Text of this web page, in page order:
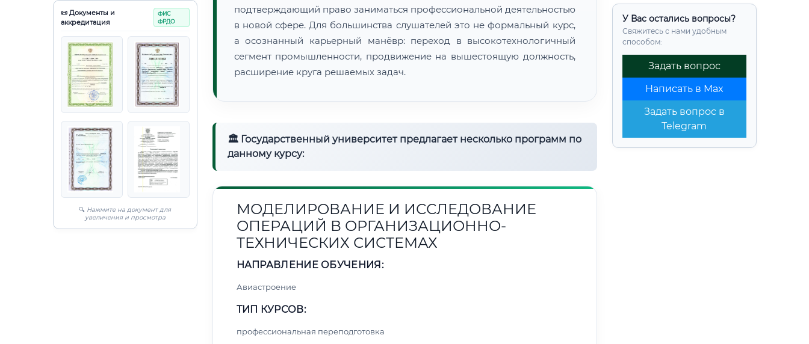
📜 Документы и
аккредитация
ФИС
ФРДО
🔍 Нажмите на документ для
увеличения и просмотра
У Вас остались вопросы?
Свяжитесь с нами удобным
способом:
Задать вопрос
Написать в Max
Задать вопрос в
Telegram
подтверждающий право заниматься профессиональной деятельностью
в новой сфере. Для большинства слушателей это не формальный курс,
а осознанный карьерный манёвр: переход в высокотехнологичный
сегмент промышленности, продвижение на вышестоящую должность,
расширение круга решаемых задач.
🏛 Государственный университет предлагает несколько программ по
данному курсу:
МОДЕЛИРОВАНИЕ И ИССЛЕДОВАНИЕ
ОПЕРАЦИЙ В ОРГАНИЗАЦИОННО-
ТЕХНИЧЕСКИХ СИСТЕМАХ
НАПРАВЛЕНИЕ ОБУЧЕНИЯ:
Авиастроение
ТИП КУРСОВ:
профессиональная переподготовка